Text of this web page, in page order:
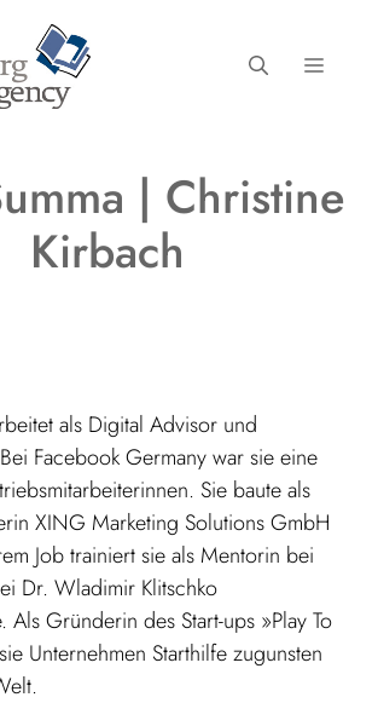
MENÜ
| Christine
Kirbach
als Digital Advisor und
Facebook Germany war sie eine
Sie baute als
XING Marketing Solutions GmbH
Job trainiert sie als Mentorin bei
Dr. Wladimir Klitschko
Als Gründerin des Start-ups »Play To
Unternehmen Starthilfe zugunsten